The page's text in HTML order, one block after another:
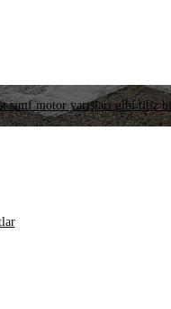
motor yarışları gibi titiz